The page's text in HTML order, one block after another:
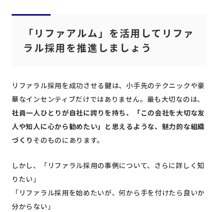
「リファアルム」を活用してリファ
ラル採用を推進しましょう
リファラル採用を成功させる鍵は、小手先のテクニックや豪
華なインセンティブだけではありません。最も大切なのは、
社員一人ひとりが自社に誇りを持ち、「この会社を大切な友
人や知人に心から勧めたい」と思えるような、魅力的な組織
づくり そのものにあります。
しかし、「リファラル採用の事例について、さらに詳しく知
りたい」
「リファラル採用を始めたいが、何から手を付けたら良いか
分からない」